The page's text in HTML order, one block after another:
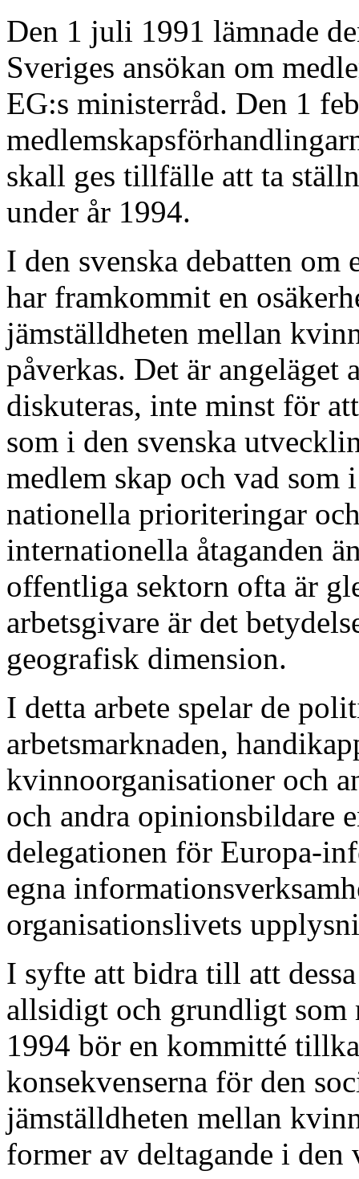
Den 1 juli 1991 lämnade
Sveriges ansökan om
EG:s ministerråd. Den 1
skall ges tillfälle att ta
under år 1994.
I den svenska debatten om
har framkommit en
jämställdheten mellan
påverkas. Det är angeläget
diskuteras, inte minst för
som i den svenska
medlem skap och vad
nationella prioriteringar
internationella åtaganden
offentliga sektorn ofta är
arbetsgivare är det
geografisk dimension.
I detta arbete spelar de
arbetsmarknaden,
kvinnoorganisationer och
och andra opinionsbildare
delegationen för Europa-
egna
organisationslivets
I syfte att bidra till att
allsidigt och grundligt
1994 bör en kommitté
konsekvenserna för den
jämställdheten mellan
former av deltagande i den